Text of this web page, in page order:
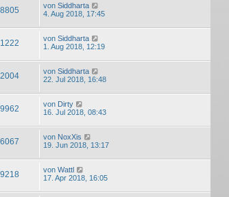
von Siddharta
4. Aug 2018, 17:45
von Siddharta
1. Aug 2018, 12:19
von Siddharta
22. Jul 2018, 16:48
von Dirty
16. Jul 2018, 08:43
von NoxXis
19. Jun 2018, 13:17
von Wattl
17. Apr 2018, 16:05